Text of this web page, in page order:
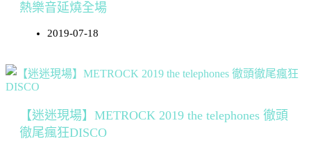
熱樂音延燒全場
2019-07-18
【迷迷現場】METROCK 2019 the telephones 徹頭
徹尾瘋狂DISCO